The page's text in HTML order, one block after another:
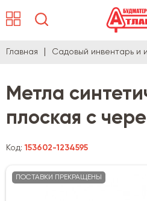
Главная Садовый инвентарь и
Метла
плоская с
Код:153602-1234595
ПОСТАВКИ ПРЕКРАЩЕНЫ